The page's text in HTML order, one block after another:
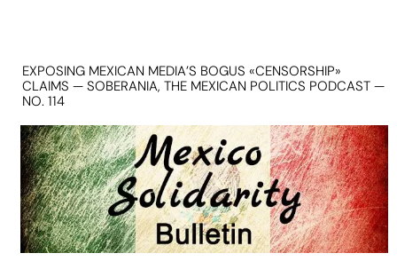
EXPOSING MEXICAN MEDIA’S BOGUS «CENSORSHIP»
CLAIMS — SOBERANIA, THE MEXICAN POLITICS PODCAST —
NO. 114